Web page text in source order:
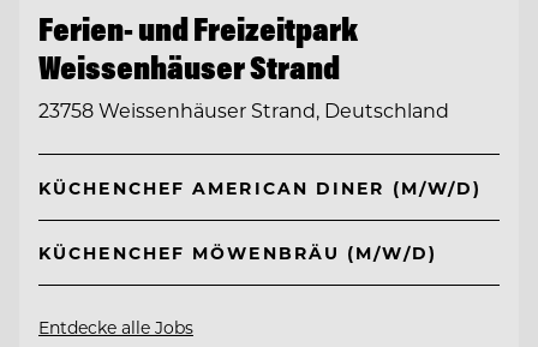
Ferien- und Freizeitpark
Weissenhäuser Strand
23758 Weissenhäuser Strand, Deutschland
KÜCHENCHEF AMERICAN DINER (M/W/D)
KÜCHENCHEF MÖWENBRÄU (M/W/D)
Entdecke alle Jobs